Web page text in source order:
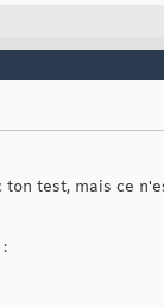
ton test, mais ce